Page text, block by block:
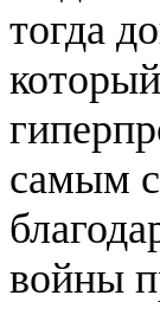
тогда
самым
войны